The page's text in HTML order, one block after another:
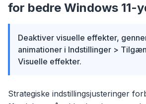
for bedre Windows 11-
Deaktiver visuelle effekter,
animationer i Indstillinger >
Visuelle effekter.
Strategiske indstillingsjusteringer